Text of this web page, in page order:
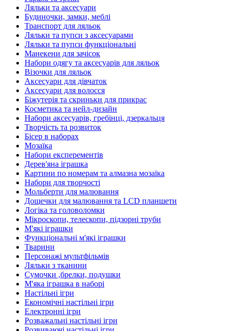
Ляльки та аксесуари
Будиночки, замки, меблі
Транспорт для ляльок
Ляльки та пупси з аксесуарами
Ляльки та пупси функціональні
Манекени для зачісок
Набори одягу та аксесуарів для ляльок
Візочки для ляльок
Аксесуари для дівчаток
Аксесуари для волосся
Біжутерія та скриньки для прикрас
Косметика та нейл-дизайн
Набори аксесуарів, гребінці, дзеркальця
Творчість та розвиток
Бісер в наборах
Мозаїка
Набори експерементів
Дерев'яна іграшка
Картини по номерам та алмазна мозаїка
Набори для творчості
Мольберти для малювання
Дощечки для малювання та LCD планшети
Логіка та головоломки
Мікроскопи, телескопи, підзорні труби
М'які іграшки
Функціональні м'які іграшки
Тварини
Персонажі мультфільмів
Ляльки з тканини
Сумочки ,брелки, подушки
М'яка іграшка в наборі
Настільні ігри
Економічні настільні ігри
Електронні ігри
Розважальні настільні ігри